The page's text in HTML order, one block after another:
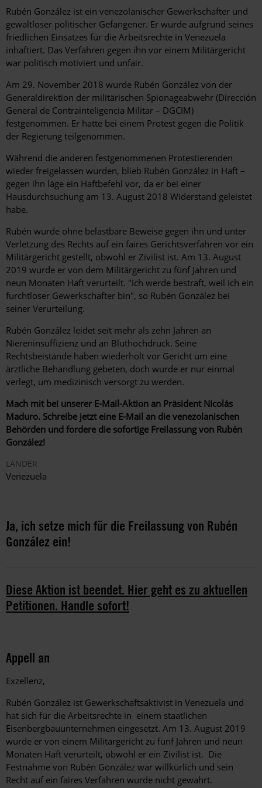
Rubén González ist ein venezolanischer Gewerkschafter und
gewaltloser politischer Gefangener. Er wurde aufgrund seines
friedlichen Einsatzes für die Arbeitsrechte in Venezuela
inhaftiert. Das Verfahren gegen ihn vor einem Militärgericht
war politisch motiviert und unfair.
Am 29. November 2018 wurde Rubén González von der
Generaldirektion der militärischen Spionageabwehr (Dirección
General de Contrainteligencia Militar – DGCIM)
festgenommen. Er hatte bei einem Protest gegen die Politik
der Regierung teilgenommen.
Während die anderen festgenommenen Protestierenden
wieder freigelassen wurden, blieb Rubén González in Haft –
gegen ihn läge ein Haftbefehl vor, da er bei einer
Hausdurchsuchung am 13. August 2018 Widerstand geleistet
habe.
Rubén wurde ohne belastbare Beweise gegen ihn und unter
Verletzung des Rechts auf ein faires Gerichtsverfahren vor ein
Militärgericht gestellt, obwohl er Zivilist ist. Am 13. August
2019 wurde er von dem Militärgericht zu fünf Jahren und
neun Monaten Haft verurteilt. "Ich werde bestraft, weil ich ein
furchtloser Gewerkschafter bin", so Rubén González bei
seiner Verurteilung.
Rubén González leidet seit mehr als zehn Jahren an
Niereninsuffizienz und an Bluthochdruck. Seine
Rechtsbeistände haben wiederholt vor Gericht um eine
ärztliche Behandlung gebeten, doch wurde er nur einmal
verlegt, um medizinisch versorgt zu werden.
Mach mit bei unserer E-Mail-Aktion an Präsident Nicolás
Maduro. Schreibe jetzt eine E-Mail an die venezolanischen
Behörden und fordere die sofortige Freilassung von Rubén
González!
LÄNDER
Venezuela
Ja, ich setze mich für die Freilassung von Rubén
González ein!
Diese Aktion ist beendet. Hier geht es zu aktuellen
Petitionen. Handle sofort!
Appell an
Exzellenz,
Rubén González ist Gewerkschaftsaktivist in Venezuela und
hat sich für die Arbeitsrechte in einem staatlichen
Eisenbergbauunternehmen eingesetzt. Am 13. August 2019
wurde er von einem Militärgericht zu fünf Jahren und neun
Monaten Haft verurteilt, obwohl er ein Zivilist ist. Die
Festnahme von Rubén González war willkürlich und sein
Recht auf ein faires Verfahren wurde nicht gewahrt.